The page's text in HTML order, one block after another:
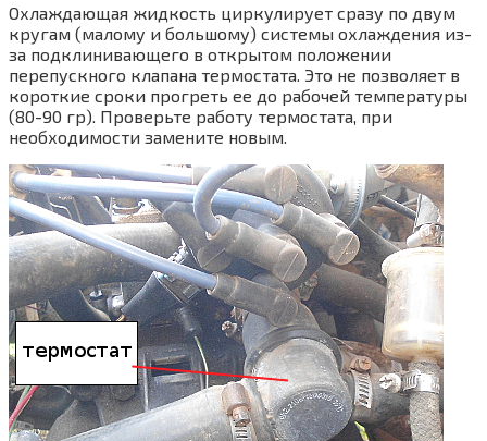
Охлаждающая жидкость циркулирует сразу по двум
кругам (малому и большому) системы охлаждения из-
за подклинивающего в открытом положении
перепускного клапана термостата. Это не позволяет в
короткие сроки прогреть ее до рабочей температуры
(80-90 гр). Проверьте работу термостата, при
необходимости замените новым.